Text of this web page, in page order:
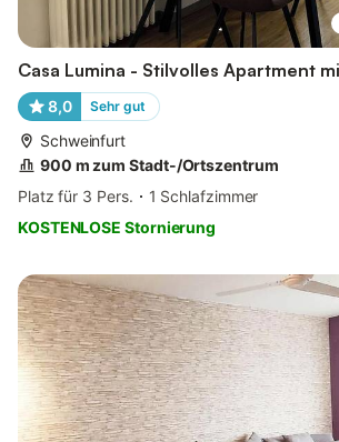
Casa Lumina - Stilvolles Apartment
8,0 Sehr gut
Schweinfurt
900 m zum Stadt-/Ortszentrum
Platz für 3 Pers.
1 Schlafzimmer
KOSTENLOSE Stornierung